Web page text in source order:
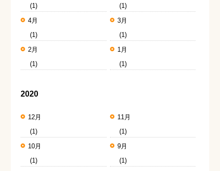
(1)
(1)
4月
(1)
3月
(1)
2月
(1)
1月
(1)
2020
12月
(1)
11月
(1)
10月
(1)
9月
(1)